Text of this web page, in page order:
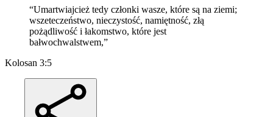
“Umartwiajcież tedy członki wasze, które są na ziemi;
wszeteczeństwo, nieczystość, namiętność, złą
pożądliwość i łakomstwo, które jest
bałwochwalstwem,”
Kolosan 3:5